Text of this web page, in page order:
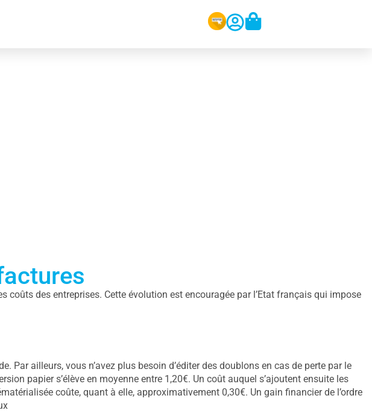
des entreprises. Cette évolution est encouragée par l’Etat français qui impose
ailleurs, vous n’avez plus besoin d’éditer des doublons en cas de perte par le
papier s’élève en moyenne entre 1,20€. Un coût auquel s’ajoutent ensuite les
coûte, quant à elle, approximativement 0,30€. Un gain financier de l’ordre